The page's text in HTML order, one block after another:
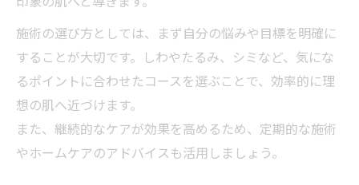
エステ施術で叶えるハリのある素肌作り
アンチエイジング施術のリフトアップ効果
比較
自然なリフトアップを目指すエステ技術
自分に合うアンチエイジング法の見極め方
施術の選び方としては、まず自分の悩みや目標を明確に
することが大切です。しわやたるみ、シミなど、気にな
るポイントに合わせたコースを選ぶことで、効率的に理
想の肌へ近づけます。
また、継続的なケアが効果を高めるため、定期的な施術
やホームケアのアドバイスも活用しましょう。